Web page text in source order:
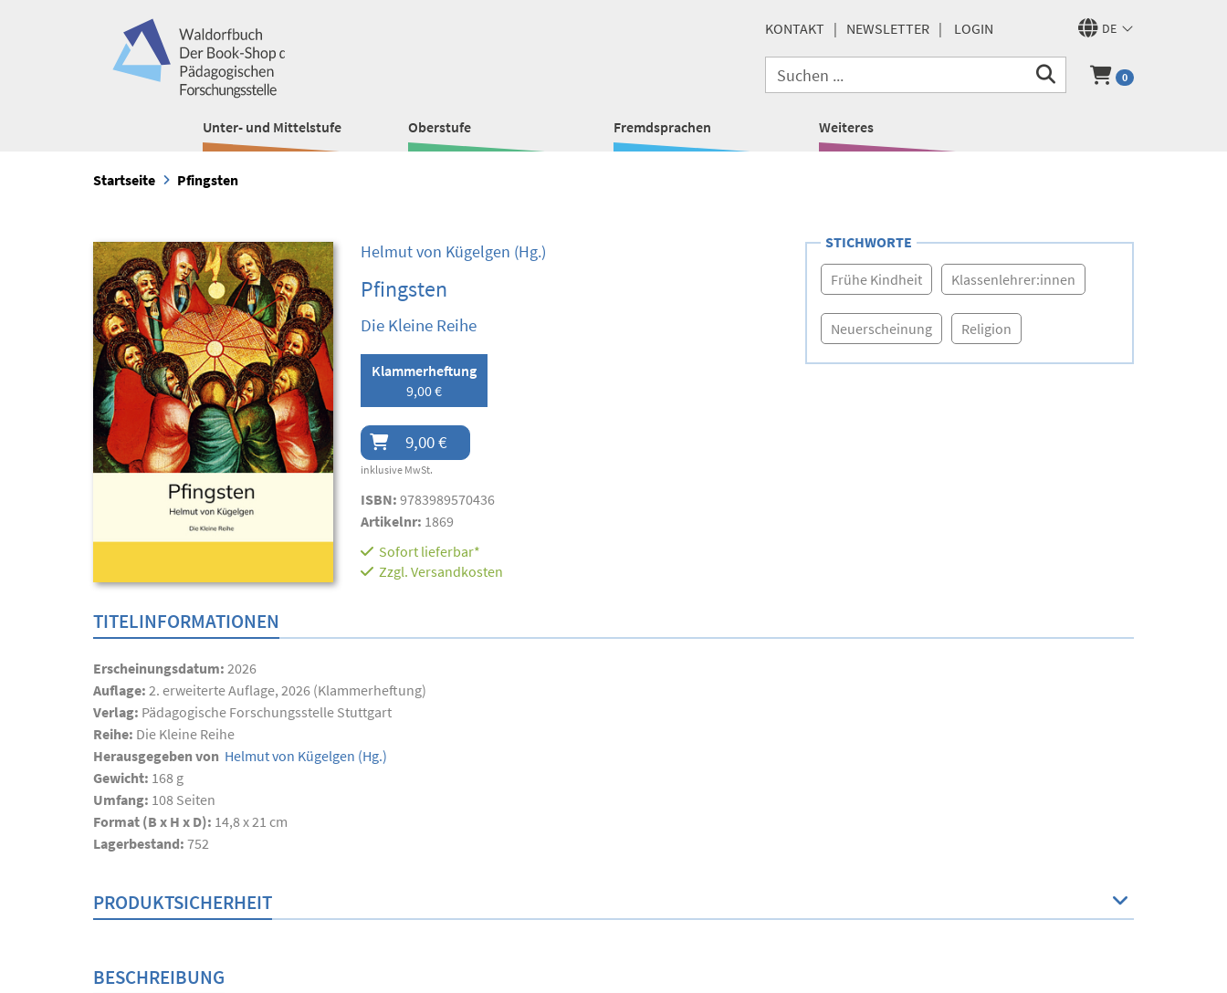
DE
KONTAKT NEWSLETTER LOGIN
0
Unter- und Mittelstufe Oberstufe Fremdsprachen Weiteres
Startseite Pfingsten
Helmut von Kügelgen (Hg.)
Pfingsten
Die Kleine Reihe
Klammerheftung
9,00 €
9,00 €
inklusive MwSt.
ISBN: 9783989570436
Artikelnr: 1869
Sofort lieferbar*
Zzgl. Versandkosten
STICHWORTE
Frühe Kindheit Klassenlehrer:innen
Neuerscheinung Religion
TITELINFORMATIONEN
Erscheinungsdatum: 2026
Auflage: 2. erweiterte Auflage, 2026 (Klammerheftung)
Verlag: Pädagogische Forschungsstelle Stuttgart
Reihe: Die Kleine Reihe
Herausgegeben von Helmut von Kügelgen (Hg.)
Gewicht: 168 g
Umfang: 108 Seiten
Format (B x H x D): 14,8 x 21 cm
Lagerbestand: 752
PRODUKTSICHERHEIT
BESCHREIBUNG